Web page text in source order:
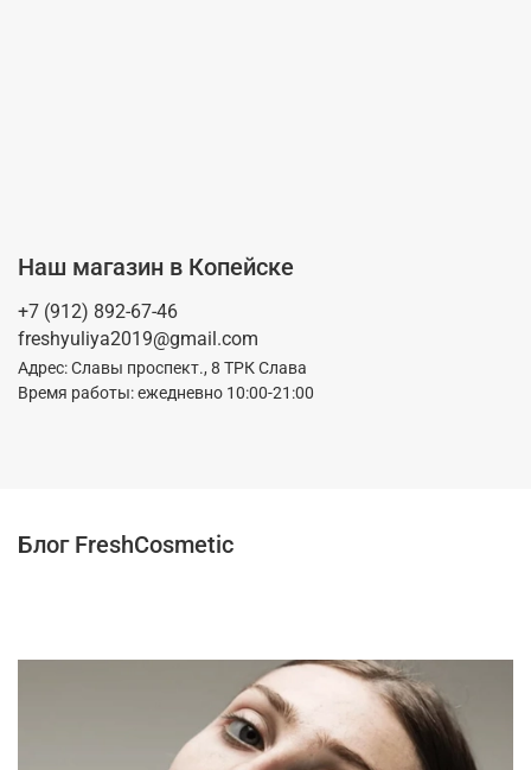
Наш магазин в Копейске
+7 (912) 892-67-46
freshyuliya2019@gmail.com
Адрес: Славы проспект., 8 ТРК Слава
Время работы: ежедневно 10:00-21:00
Блог FreshCosmetic